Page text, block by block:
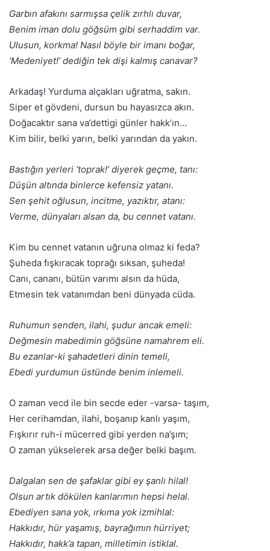
Garbın afakını sarmışsa çelik zırhlı duvar,
Benim iman dolu göğsüm gibi serhaddim var.
Ulusun, korkma! Nasıl böyle bir imanı boğar,
‘Medeniyet!’ dediğin tek dişi kalmış canavar?
Arkadaş! Yurduma alçakları uğratma, sakın.
Siper et gövdeni, dursun bu hayasızca akın.
Doğacaktır sana va’dettigi günler hakk’ın…
Kim bilir, belki yarın, belki yarından da yakın.
Bastığın yerleri ‘toprak!’ diyerek geçme, tanı:
Düşün altında binlerce kefensiz yatanı.
Sen şehit oğlusun, incitme, yazıktır, atanı:
Verme, dünyaları alsan da, bu cennet vatanı.
Kim bu cennet vatanın uğruna olmaz ki feda?
Şuheda fışkıracak toprağı sıksan, şuheda!
Canı, cananı, bütün varımı alsın da hüda,
Etmesin tek vatanımdan beni dünyada cüda.
Ruhumun senden, ilahi, şudur ancak emeli:
Değmesin mabedimin göğsüne namahrem eli.
Bu ezanlar-ki şahadetleri dinin temeli,
Ebedi yurdumun üstünde benim inlemeli.
O zaman vecd ile bin secde eder -varsa- taşım,
Her cerihamdan, ilahi, boşanıp kanlı yaşım,
Fışkırır ruh-i mücerred gibi yerden na’şım;
O zaman yükselerek arsa değer belki başım.
Dalgalan sen de şafaklar gibi ey şanlı hilal!
Olsun artık dökülen kanlarımın hepsi helal.
Ebediyen sana yok, ırkıma yok izmihlal:
Hakkıdır, hür yaşamış, bayrağımın hürriyet;
Hakkıdır, hakk’a tapan, milletimin istiklal.